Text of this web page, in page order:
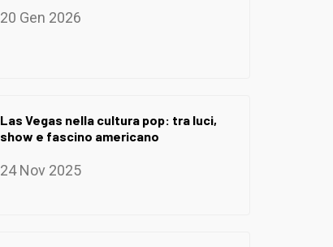
20 Gen 2026
Las Vegas nella cultura pop: tra luci,
show e fascino americano
24 Nov 2025